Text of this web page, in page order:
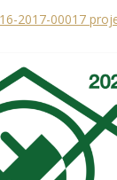
2017-00017